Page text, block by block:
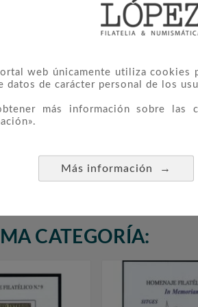
web únicamente utiliza cookies
datos de carácter personal de los
más información sobre las
Más información →
30,00 €
CATEGORÍA: